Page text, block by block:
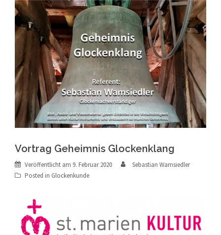
Vortrag Geheimnis Glockenklang
Veröffentlicht am 9. Februar 2020
Sebastian Wamsiedler
Posted in Glockenkunde